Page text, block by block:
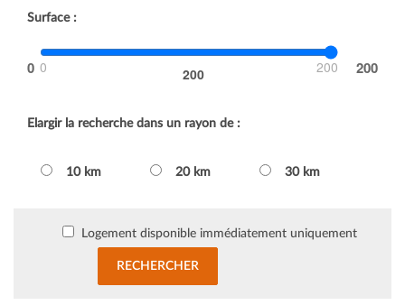
Surface :
0 200 200
Elargir la recherche dans un rayon de :
10 km 20 km 30 km
Logement disponible immédiatement uniquement